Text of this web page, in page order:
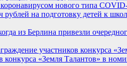
нового типа
«Земля Талантов» в